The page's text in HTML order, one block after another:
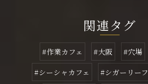
関連タグ
#作業カフェ #大阪 #穴場
#シーシャカフェ
#シガーリーフ